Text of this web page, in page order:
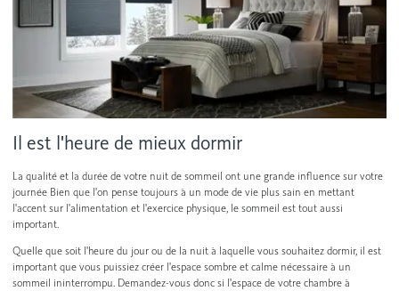
Il est l'heure de mieux dormir
La qualité et la durée de votre nuit de sommeil ont une grande influence sur votre
journée Bien que l'on pense toujours à un mode de vie plus sain en mettant
l'accent sur l'alimentation et l'exercice physique, le sommeil est tout aussi
important.
Quelle que soit l'heure du jour ou de la nuit à laquelle vous souhaitez dormir, il est
important que vous puissiez créer l'espace sombre et calme nécessaire à un
sommeil ininterrompu. Demandez-vous donc si l'espace de votre chambre à